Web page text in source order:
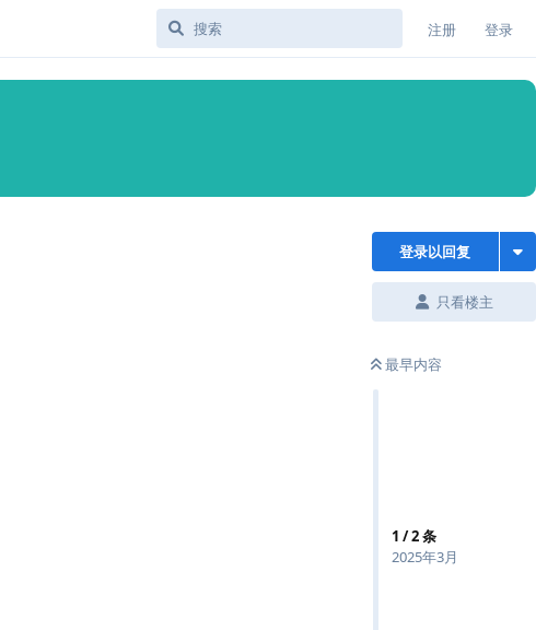
注册 登录
登录以回复
只看楼主
最早内容
1 /2条
2025年3月